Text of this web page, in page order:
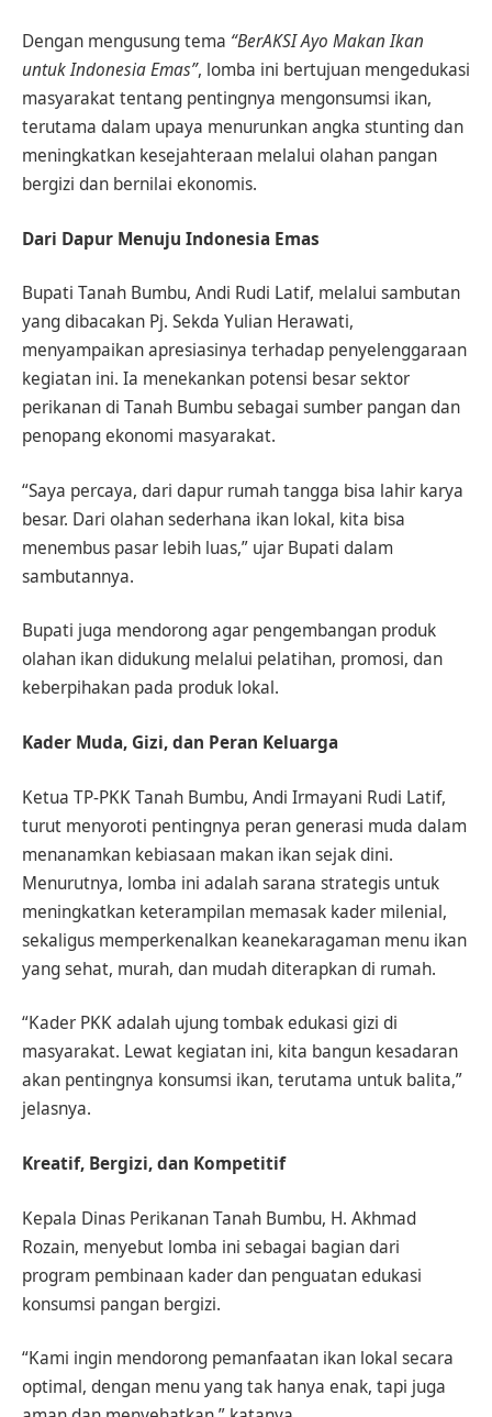
Dengan mengusung tema “BerAKSI Ayo Makan Ikan
untuk Indonesia Emas”, lomba ini bertujuan mengedukasi
masyarakat tentang pentingnya mengonsumsi ikan,
terutama dalam upaya menurunkan angka stunting dan
meningkatkan kesejahteraan melalui olahan pangan
bergizi dan bernilai ekonomis.
Dari Dapur Menuju Indonesia Emas
Bupati Tanah Bumbu, Andi Rudi Latif, melalui sambutan
yang dibacakan Pj. Sekda Yulian Herawati,
menyampaikan apresiasinya terhadap penyelenggaraan
kegiatan ini. Ia menekankan potensi besar sektor
perikanan di Tanah Bumbu sebagai sumber pangan dan
penopang ekonomi masyarakat.
“Saya percaya, dari dapur rumah tangga bisa lahir karya
besar. Dari olahan sederhana ikan lokal, kita bisa
menembus pasar lebih luas,” ujar Bupati dalam
sambutannya.
Bupati juga mendorong agar pengembangan produk
olahan ikan didukung melalui pelatihan, promosi, dan
keberpihakan pada produk lokal.
Kader Muda, Gizi, dan Peran Keluarga
Ketua TP-PKK Tanah Bumbu, Andi Irmayani Rudi Latif,
turut menyoroti pentingnya peran generasi muda dalam
menanamkan kebiasaan makan ikan sejak dini.
Menurutnya, lomba ini adalah sarana strategis untuk
meningkatkan keterampilan memasak kader milenial,
sekaligus memperkenalkan keanekaragaman menu ikan
yang sehat, murah, dan mudah diterapkan di rumah.
“Kader PKK adalah ujung tombak edukasi gizi di
masyarakat. Lewat kegiatan ini, kita bangun kesadaran
akan pentingnya konsumsi ikan, terutama untuk balita,”
jelasnya.
Kreatif, Bergizi, dan Kompetitif
Kepala Dinas Perikanan Tanah Bumbu, H. Akhmad
Rozain, menyebut lomba ini sebagai bagian dari
program pembinaan kader dan penguatan edukasi
konsumsi pangan bergizi.
“Kami ingin mendorong pemanfaatan ikan lokal secara
optimal, dengan menu yang tak hanya enak, tapi juga